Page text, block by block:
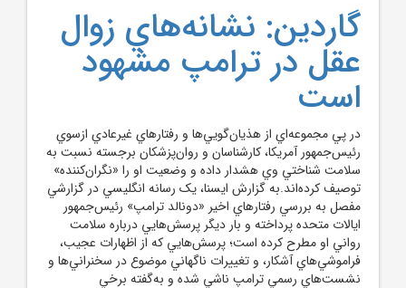
گاردين: نشانه‌هاي زوال
عقل در ترامپ مشهود
است
در پي مجموعه‌اي از هذيان‌گويي‌ها و رفتارهاي غيرعادي ازسوي
رئيس‌جمهور آمريکا، کارشناسان و روان‌پزشکان برجسته نسبت به
سلامت شناختي وي هشدار داده و وضعيت او را «نگران‌کننده»
توصيف کرده‌اند.به گزارش ايسنا، يک رسانه انگليسي در گزارشي
مفصل به بررسي رفتارهاي اخير «دونالد ترامپ» رئيس‌جمهور
ايالات متحده پرداخته و بار ديگر پرسش‌هايي درباره سلامت
رواني او مطرح کرده است؛ پرسش‌هايي که از اظهارات عجيب،
فراموشي‌هاي آشکار، و تغييرات ناگهاني موضوع در سخنراني‌ها و
نشست‌هاي رسمي ترامپ ناشي شده و به‌گفته برخي